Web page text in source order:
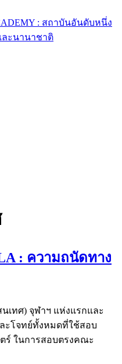
: ความถนัดทาง
เทศ) จุฬาฯ แห่งแรกและ
ะโจทย์ทั้งหมดที่ใช้สอบ
ร์ ในการสอบตรงคณะ